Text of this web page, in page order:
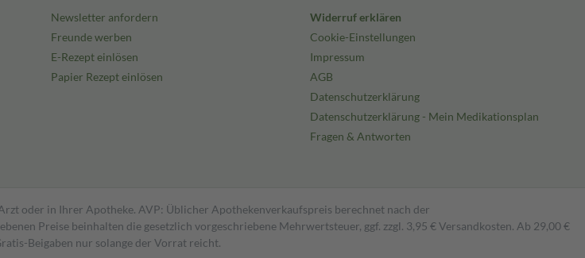
Newsletter anfordern
Freunde werben
E-Rezept einlösen
Papier Rezept einlösen
Widerruf erklären
Cookie-Einstellungen
Impressum
AGB
Datenschutzerklärung
Datenschutzerklärung - Mein Medikationsplan
Fragen & Antworten
oder in Ihrer Apotheke. AVP: Üblicher Apothekenverkaufspreis berechnet nach der
Preise beinhalten die gesetzlich vorgeschriebene Mehrwertsteuer, ggf. zzgl. 3,95 € Versandkosten. Ab 29,00 €
Beigaben nur solange der Vorrat reicht.